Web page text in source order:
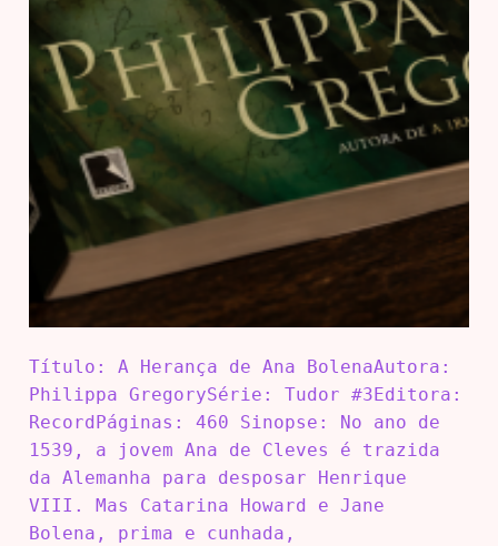
Título: A Herança de Ana BolenaAutora:
Philippa GregorySérie: Tudor #3Editora:
RecordPáginas: 460 Sinopse: No ano de
1539, a jovem Ana de Cleves é trazida
da Alemanha para desposar Henrique
VIII. Mas Catarina Howard e Jane
Bolena, prima e cunhada,